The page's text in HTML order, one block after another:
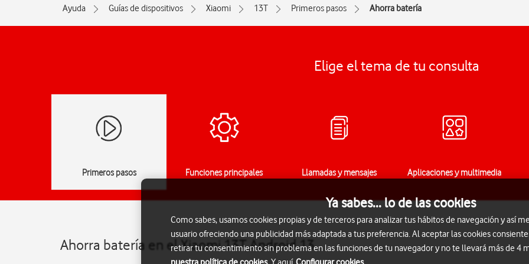
Ayuda Guías de dispositivos Xiaomi 13T Primeros pasos Ahorra batería
Elige el tema de tu consulta
Primeros pasos Funciones principales Llamadas y mensajes Aplicaciones y multimedia
Ahorra batería en el Xiaomi 13T Android 13
Ya sabes... lo de las cookies
Como sabes, usamos cookies propias y de terceros para analizar tus hábitos de navegación y así
usuario ofreciendo una publicidad más adaptada a tus preferencia. Al aceptar las cookies
retirar tu consentimiento sin problema en las funciones de tu navegador y no te llevará más de 4